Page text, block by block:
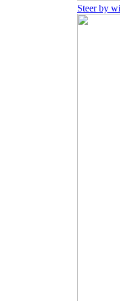
Steer by